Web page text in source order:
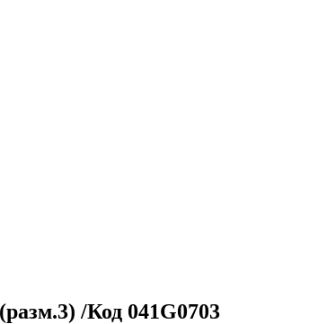
/Код 041G0703